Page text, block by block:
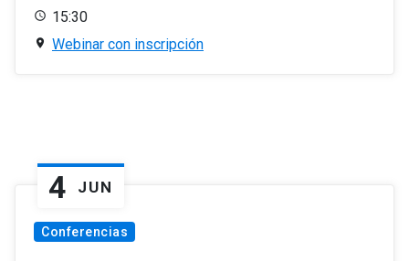
15:30
Webinar con inscripción
4 JUN
Conferencias